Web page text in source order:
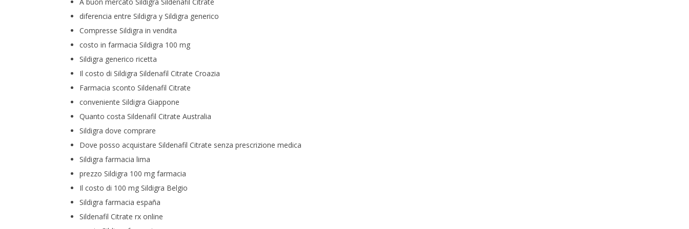
diferencia entre Sildigra y Sildigra generico
Compresse Sildigra in vendita
costo in farmacia Sildigra 100 mg
Sildigra generico ricetta
Il costo di Sildigra Sildenafil Citrate Croazia
Farmacia sconto Sildenafil Citrate
conveniente Sildigra Giappone
Quanto costa Sildenafil Citrate Australia
Sildigra dove comprare
Dove posso acquistare Sildenafil Citrate senza prescrizione medica
Sildigra farmacia lima
prezzo Sildigra 100 mg farmacia
Il costo di 100 mg Sildigra Belgio
Sildigra farmacia españa
Sildenafil Citrate rx online